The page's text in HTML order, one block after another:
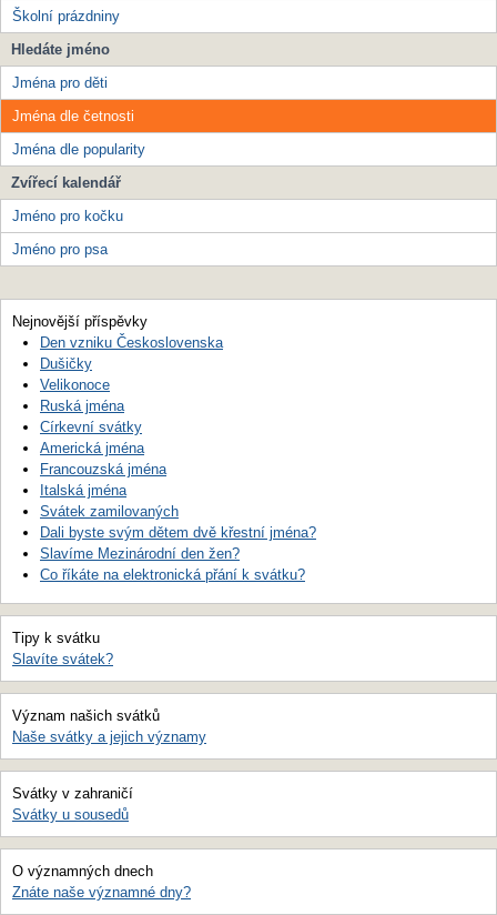
Školní prázdniny
Hledáte jméno
Jména pro děti
Jména dle četnosti
Jména dle popularity
Zvířecí kalendář
Jméno pro kočku
Jméno pro psa
Nejnovější příspěvky
Den vzniku Československa
Dušičky
Velikonoce
Ruská jména
Církevní svátky
Americká jména
Francouzská jména
Italská jména
Svátek zamilovaných
Dali byste svým dětem dvě křestní jména?
Slavíme Mezinárodní den žen?
Co říkáte na elektronická přání k svátku?
Tipy k svátku
Slavíte svátek?
Význam našich svátků
Naše svátky a jejich významy
Svátky v zahraničí
Svátky u sousedů
O významných dnech
Znáte naše významné dny?